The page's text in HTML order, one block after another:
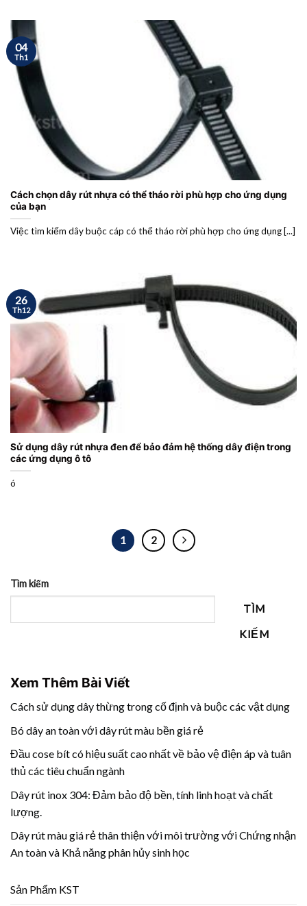
Cách chọn dây rút nhựa có thể tháo rời phù hợp cho ứng dụng
của bạn
Việc tìm kiếm dây buộc cáp có thể tháo rời phù hợp cho ứng dụng [...]
04
Th1
Sử dụng dây rút nhựa đen để bảo đảm hệ thống dây điện trong
các ứng dụng ô tô
ó
26
Th12
1 2
Tìm kiếm
TÌM
KIẾM
Xem Thêm Bài Viết
Cách sử dụng dây thừng trong cố định và buộc các vật dụng
Bó dây an toàn với dây rút màu bền giá rẻ
Đầu cose bít có hiệu suất cao nhất về bảo vệ điện áp và tuân
thủ các tiêu chuẩn ngành
Dây rút inox 304: Đảm bảo độ bền, tính linh hoạt và chất
lượng.
Dây rút màu giá rẻ thân thiện với môi trường với Chứng nhận
An toàn và Khả năng phân hủy sinh học
Sản Phẩm KST